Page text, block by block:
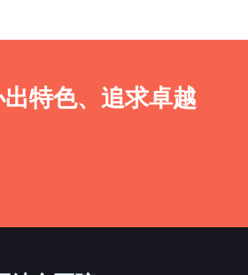
特色、追求卓越